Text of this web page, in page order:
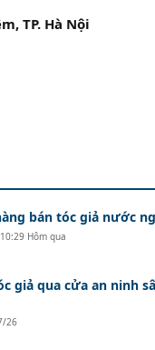
TP. Hà Nội
bán tóc giả nước
Hôm qua
giả qua cửa an ninh
26